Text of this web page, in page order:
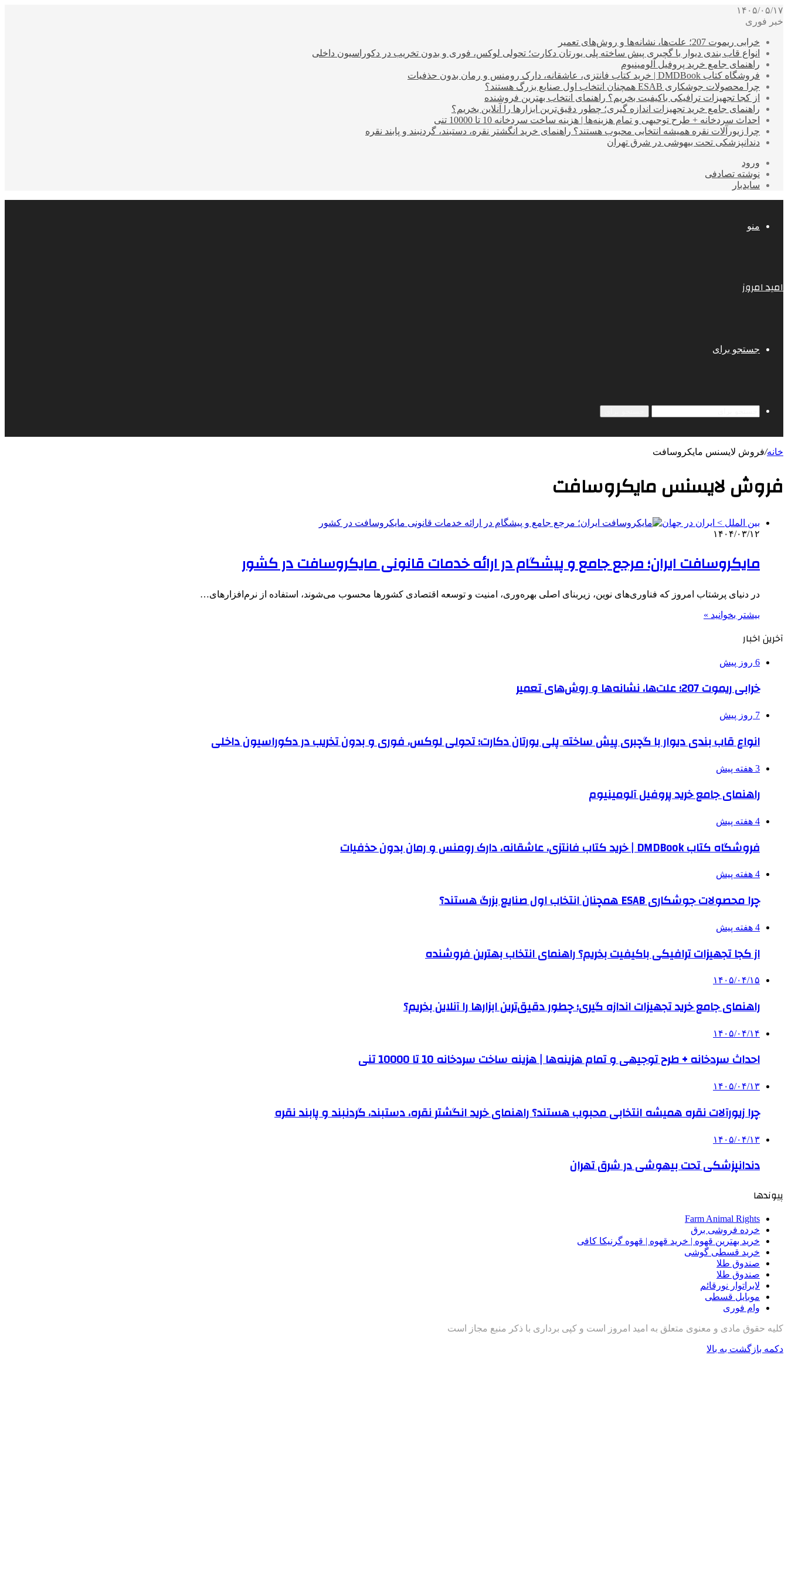
۱۴۰۵/۰۵/۱۷
خبر فوری
خرابی ریموت 207؛ علت‌ها، نشانه‌ها و روش‌های تعمیر
انواع قاب بندی دیوار با گچبری پیش ساخته پلی یورتان دکارت؛ تحولی لوکس، فوری و بدون تخریب در دکوراسیون داخلی
راهنمای جامع خرید پروفیل آلومینیوم
فروشگاه کتاب DMDBook | خرید کتاب فانتزی، عاشقانه، دارک رومنس و رمان بدون حذفیات
چرا محصولات جوشکاری ESAB همچنان انتخاب اول صنایع بزرگ هستند؟
از کجا تجهیزات ترافیکی باکیفیت بخریم؟ راهنمای انتخاب بهترین فروشنده
راهنمای جامع خرید تجهیزات اندازه گیری؛ چطور دقیق‌ترین ابزارها را آنلاین بخریم؟
احداث سردخانه + طرح توجیهی و تمام هزینه‌ها | هزینه ساخت سردخانه 10 تا 10000 تنی
چرا زیورآلات نقره همیشه انتخابی محبوب هستند؟ راهنمای خرید انگشتر نقره، دستبند، گردنبند و پابند نقره
دندانپزشکی تحت بیهوشی در شرق تهران
ورود
نوشته تصادفی
سایدبار
منو
امید امروز
جستجو برای
خانه/فروش لایسنس مایکروسافت
فروش لایسنس مایکروسافت
بین الملل > ایران در جهان
۱۴۰۴/۰۳/۱۲
مایکروسافت ایران؛ مرجع جامع و پیشگام در ارائه خدمات قانونی مایکروسافت در کشور
در دنیای پرشتاب امروز که فناوری‌های نوین، زیربنای اصلی بهره‌وری، امنیت و توسعه اقتصادی کشورها محسوب می‌شوند، استفاده از نرم‌افزارهای…
بیشتر بخوانید »
آخرین اخبار
6 روز پیش
خرابی ریموت 207؛ علت‌ها، نشانه‌ها و روش‌های تعمیر
7 روز پیش
انواع قاب بندی دیوار با گچبری پیش ساخته پلی یورتان دکارت؛ تحولی لوکس، فوری و بدون تخریب در دکوراسیون داخلی
3 هفته پیش
راهنمای جامع خرید پروفیل آلومینیوم
4 هفته پیش
فروشگاه کتاب DMDBook | خرید کتاب فانتزی، عاشقانه، دارک رومنس و رمان بدون حذفیات
4 هفته پیش
چرا محصولات جوشکاری ESAB همچنان انتخاب اول صنایع بزرگ هستند؟
4 هفته پیش
از کجا تجهیزات ترافیکی باکیفیت بخریم؟ راهنمای انتخاب بهترین فروشنده
۱۴۰۵/۰۴/۱۵
راهنمای جامع خرید تجهیزات اندازه گیری؛ چطور دقیق‌ترین ابزارها را آنلاین بخریم؟
۱۴۰۵/۰۴/۱۴
احداث سردخانه + طرح توجیهی و تمام هزینه‌ها | هزینه ساخت سردخانه 10 تا 10000 تنی
۱۴۰۵/۰۴/۱۳
چرا زیورآلات نقره همیشه انتخابی محبوب هستند؟ راهنمای خرید انگشتر نقره، دستبند، گردنبند و پابند نقره
۱۴۰۵/۰۴/۱۳
دندانپزشکی تحت بیهوشی در شرق تهران
پیوندها
Farm Animal Rights
خرده فروشی برق
خرید بهترین قهوه | خرید قهوه | قهوه گرنیکا کافی
خرید قسطی گوشی
صندوق طلا
صندوق طلا
لابراتوار نورقائم
موبایل قسطی
وام فوری
کلیه حقوق مادی و معنوی متعلق به امید امروز است و کپی برداری با ذکر منبع مجاز است
دکمه بازگشت به بالا